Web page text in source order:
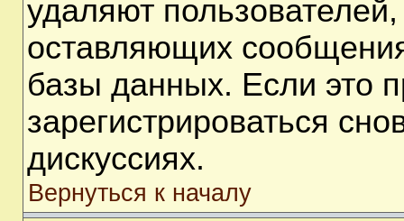
удаляют
оставляющих
базы данных. Если это
зарегистрироваться
дискуссиях.
Вернуться к началу